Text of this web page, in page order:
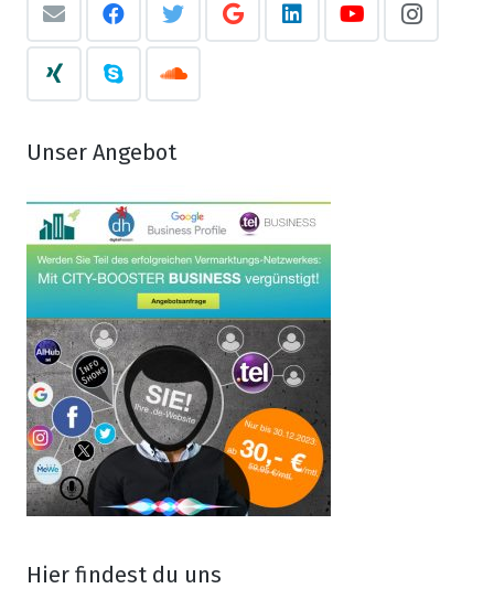
Unser Angebot
Hier findest du uns